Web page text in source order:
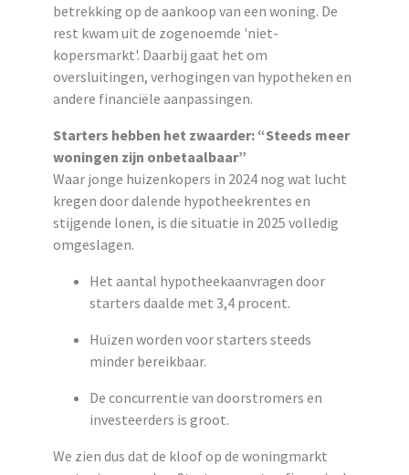
betrekking op de aankoop van een woning. De
rest kwam uit de zogenoemde 'niet-
kopersmarkt'. Daarbij gaat het om
oversluitingen, verhogingen van hypotheken en
andere financiële aanpassingen.
Starters hebben het zwaarder: “Steeds meer
woningen zijn onbetaalbaar”
Waar jonge huizenkopers in 2024 nog wat lucht
kregen door dalende hypotheekrentes en
stijgende lonen, is die situatie in 2025 volledig
omgeslagen.
Het aantal hypotheekaanvragen door
starters daalde met 3,4 procent.
Huizen worden voor starters steeds
minder bereikbaar.
De concurrentie van doorstromers en
investeerders is groot.
We zien dus dat de kloof op de woningmarkt